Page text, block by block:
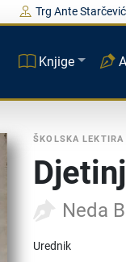
Trg Ante
Knjige
ŠKOLSKA LEKTIRA
Neda
Urednik